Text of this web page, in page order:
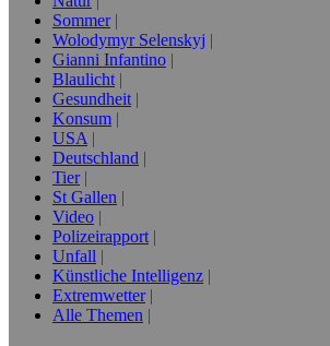
Sommer
Wolodymyr Selenskyj
Gianni Infantino
Blaulicht
Gesundheit
Konsum
USA
Deutschland
Tier
St Gallen
Video
Polizeirapport
Unfall
Künstliche Intelligenz
Extremwetter
Alle Themen